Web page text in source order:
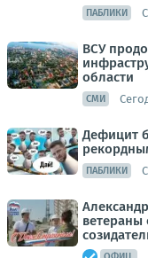
ПАБЛИКИ
ВСУ
области
СМИ
Дефицит
ПАБЛИКИ
ветераны